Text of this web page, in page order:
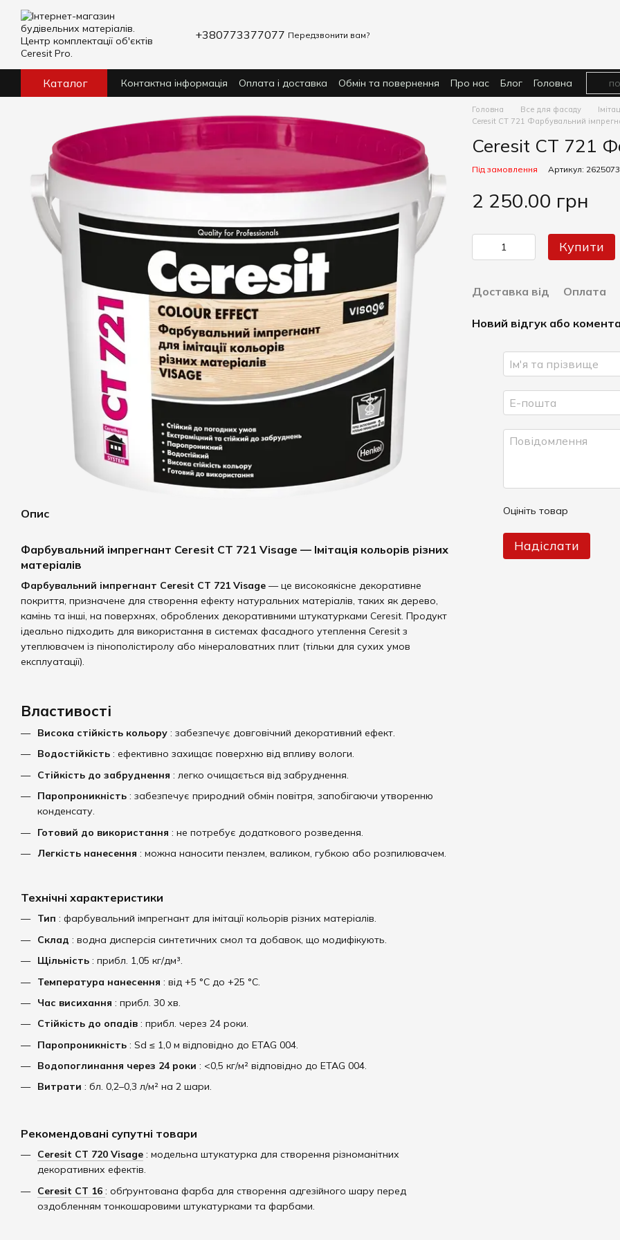
Перейти до основного контенту
+380773377077 Передзвонити вам?
Каталог Контактна інформація Оплата і доставка Обмін та повернення Про нас Блог Головна
Опис
Фарбувальний імпрегнант Ceresit CT 721 Visage — Імітація кольорів різних
матеріалів
Фарбувальний імпрегнант Ceresit CT 721 Visage — це високоякісне декоративне
покриття, призначене для створення ефекту натуральних матеріалів, таких як дерево,
камінь та інші, на поверхнях, оброблених декоративними штукатурками Ceresit. Продукт
ідеально підходить для використання в системах фасадного утеплення Ceresit з
утеплювачем із пінополістиролу або мінераловатних плит (тільки для сухих умов
експлуатації).
Властивості
Висока стійкість кольору : забезпечує довговічний декоративний ефект.
Водостійкість : ефективно захищає поверхню від впливу вологи.
Стійкість до забруднення : легко очищається від забруднення.
Паропроникність : забезпечує природний обмін повітря, запобігаючи утворенню
конденсату.
Готовий до використання : не потребує додаткового розведення.
Легкість нанесення : можна наносити пензлем, валиком, губкою або розпилювачем.
Технічні характеристики
Тип : фарбувальний імпрегнант для імітації кольорів різних матеріалів.
Склад : водна дисперсія синтетичних смол та добавок, що модифікують.
Щільність : прибл. 1,05 кг/дм³.
Температура нанесення : від +5 °C до +25 °C.
Час висихання : прибл. 30 хв.
Стійкість до опадів : прибл. через 24 роки.
Паропроникність : Sd ≤ 1,0 м відповідно до ETAG 004.
Водопоглинання через 24 роки : <0,5 кг/м² відповідно до ETAG 004.
Витрати : бл. 0,2–0,3 л/м² на 2 шари.​
Рекомендовані супутні товари
Ceresit CT 720 Visage : модельна штукатурка для створення різноманітних
декоративних ефектів.
Ceresit CT 16 : обґрунтована фарба для створення адгезійного шару перед
оздобленням тонкошаровими штукатурками та фарбами.
Головна Все для фасаду
Ceresit CT 721 Фарбувальний
Ceresit CT 721
Під замовлення Артикул: 2625073
2 250.00 грн
Купити
Доставка від Оплата
Новий відгук або
Оцініть товар
Надіслати